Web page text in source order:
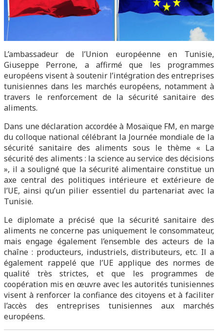
L’ambassadeur de l’Union européenne en Tunisie,
Giuseppe Perrone, a affirmé que les programmes
européens visent à soutenir l’intégration des entreprises
tunisiennes dans les marchés européens, notamment à
travers le renforcement de la sécurité sanitaire des
aliments.
Dans une déclaration accordée à Mosaïque FM, en marge
du colloque national célébrant la Journée mondiale de la
sécurité sanitaire des aliments sous le thème « La
sécurité des aliments : la science au service des décisions
», il a souligné que la sécurité alimentaire constitue un
axe central des politiques intérieure et extérieure de
l’UE, ainsi qu’un pilier essentiel du partenariat avec la
Tunisie.
Le diplomate a précisé que la sécurité sanitaire des
aliments ne concerne pas uniquement le consommateur,
mais engage également l’ensemble des acteurs de la
chaîne : producteurs, industriels, distributeurs, etc. Il a
également rappelé que l’UE applique des normes de
qualité très strictes, et que les programmes de
coopération mis en œuvre avec les autorités tunisiennes
visent à renforcer la confiance des citoyens et à faciliter
l’accès des entreprises tunisiennes aux marchés
européens.